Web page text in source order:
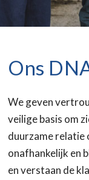
Ons
We geven
veilige basis om
duurzame relatie
onafhankelijk en
en verstaan de